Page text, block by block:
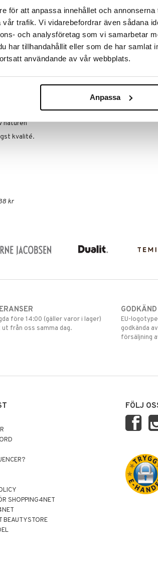
för att anpassa innehållet och
trafik. Vi vidarebefordrar även sådana
och analysföretag som vi samarbetar
har tillhandahållit eller som de har samlat
användande av vår webbplats.
Anpassa
speciella stunder genom sin unika och
härliga maträtter. Grytan är gjord av traditionell
tomat. Den har en diameter på 19 cm och en
tomatgrytan två handtag på sidan som gör det
grytan lämpar sig särskilt för en estetisk
soppor, grytor i den snygga grytan med lock.
i den mättade röda färgen av fullmogna
familjemedlemmar eller vänner.
naturen
kvalité.
kr
före 14:00 (gäller varor i lager)
från oss samma dag.
EU-
godkända
försäljning
SHOPPING4NET
BEAUTYSTORE
FÖLJ